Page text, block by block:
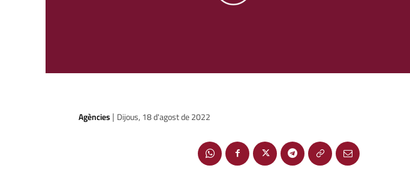
Agències | Dijous, 18 d'agost de 2022